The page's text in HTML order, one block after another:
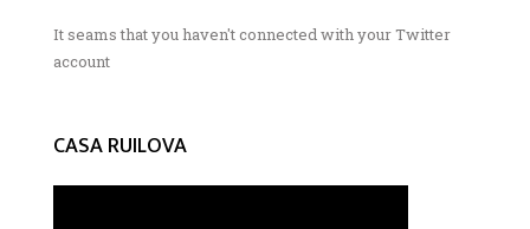
It seams that you haven't connected with your Twitter
account
CASA RUILOVA